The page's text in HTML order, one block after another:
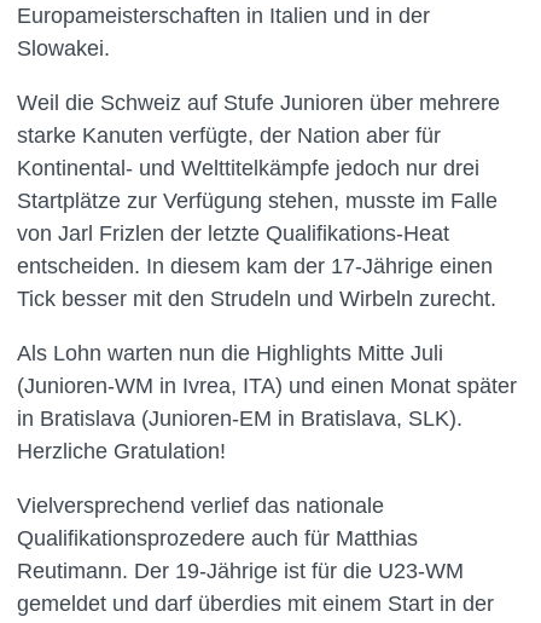
Europameisterschaften in Italien und in der
Slowakei.
Weil die Schweiz auf Stufe Junioren über mehrere
starke Kanuten verfügte, der Nation aber für
Kontinental- und Welttitelkämpfe jedoch nur drei
Startplätze zur Verfügung stehen, musste im Falle
von Jarl Frizlen der letzte Qualifikations-Heat
entscheiden. In diesem kam der 17-Jährige einen
Tick besser mit den Strudeln und Wirbeln zurecht.
Als Lohn warten nun die Highlights Mitte Juli
(Junioren-WM in Ivrea, ITA) und einen Monat später
in Bratislava (Junioren-EM in Bratislava, SLK).
Herzliche Gratulation!
Vielversprechend verlief das nationale
Qualifikationsprozedere auch für Matthias
Reutimann. Der 19-Jährige ist für die U23-WM
gemeldet und darf überdies mit einem Start in der